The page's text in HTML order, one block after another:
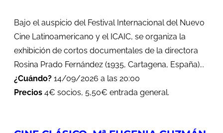
Bajo el auspicio del Festival Internacional del Nuevo
Cine Latinoamericano y el ICAIC, se organiza la
exhibición de cortos documentales de la directora
Rosina Prado Fernández (1935, Cartagena, España)...
¿Cuándo? 14/09/2026 a las 20:00
Precios 4€ socios, 5,50€ entrada general.